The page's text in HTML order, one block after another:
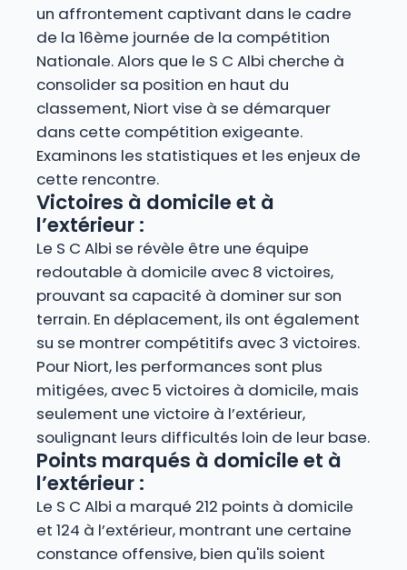
un affrontement captivant dans le cadre
de la 16ème journée de la compétition
Nationale. Alors que le S C Albi cherche à
consolider sa position en haut du
classement, Niort vise à se démarquer
dans cette compétition exigeante.
Examinons les statistiques et les enjeux de
cette rencontre.
Victoires à domicile et à
l’extérieur :
Le S C Albi se révèle être une équipe
redoutable à domicile avec 8 victoires,
prouvant sa capacité à dominer sur son
terrain. En déplacement, ils ont également
su se montrer compétitifs avec 3 victoires.
Pour Niort, les performances sont plus
mitigées, avec 5 victoires à domicile, mais
seulement une victoire à l’extérieur,
soulignant leurs difficultés loin de leur base.
Points marqués à domicile et à
l’extérieur :
Le S C Albi a marqué 212 points à domicile
et 124 à l’extérieur, montrant une certaine
constance offensive, bien qu'ils soient